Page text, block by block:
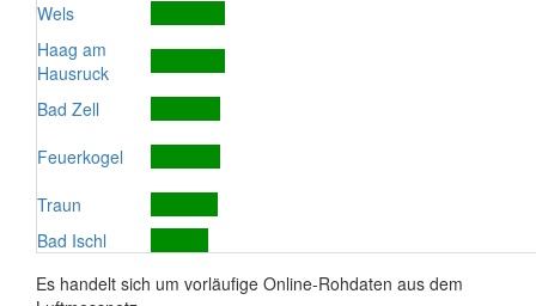
Wels
Haag am
Hausruck
Bad Zell
Feuerkogel
Traun
Bad Ischl
Es handelt sich um vorläufige Online-Rohdaten aus dem